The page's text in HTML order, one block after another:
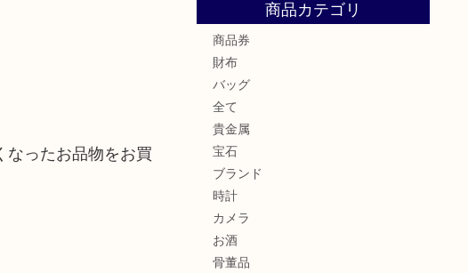
ったお品物をお買
商品カテゴリ
商品券
財布
バッグ
全て
貴金属
宝石
ブランド
時計
カメラ
お酒
骨董品